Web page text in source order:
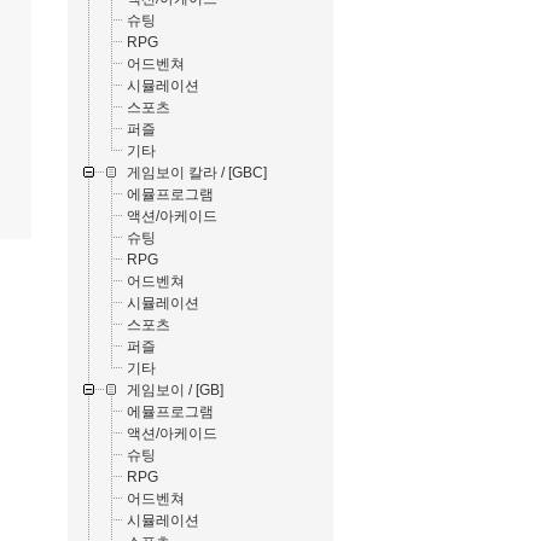
슈팅
RPG
어드벤쳐
시뮬레이션
스포츠
퍼즐
기타
게임보이 칼라 / [GBC]
에뮬프로그램
액션/아케이드
슈팅
RPG
어드벤쳐
시뮬레이션
스포츠
퍼즐
기타
게임보이 / [GB]
에뮬프로그램
액션/아케이드
슈팅
RPG
어드벤쳐
시뮬레이션